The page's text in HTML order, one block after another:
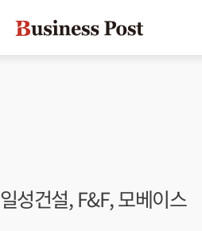
성건설, F&F, 모베이스